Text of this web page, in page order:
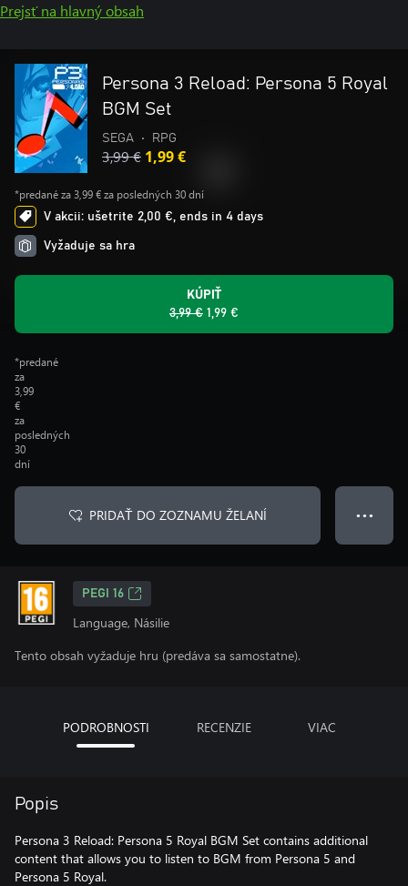
Prejsť na hlavný obsah
Persona 3 Reload: Persona 5 Royal
BGM Set
SEGA • RPG
3,99 € 1,99 €
*predané za 3,99 € za posledných 30 dní
V akcii: ušetrite 2,00 €, ends in 4 days
Vyžaduje sa hra
KÚPIŤ
3,99 € 1,99 €
*predané
za
3,99
€
za
posledných
30
dní
PRIDAŤ DO ZOZNAMU ŽELANÍ ● ● ●
PEGI 16
Language, Násilie
Tento obsah vyžaduje hru (predáva sa samostatne).
PODROBNOSTI RECENZIE VIAC
Popis
Persona 3 Reload: Persona 5 Royal BGM Set contains additional
content that allows you to listen to BGM from Persona 5 and
Persona 5 Royal.